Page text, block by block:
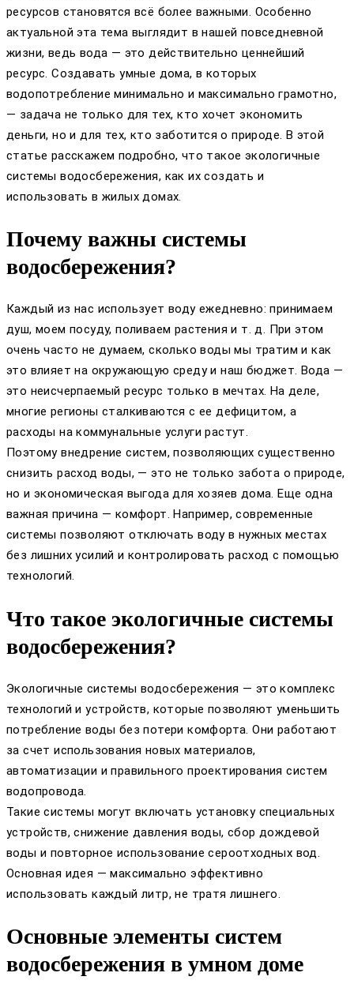
ресурсов становятся всё более важными. Особенно
актуальной эта тема выглядит в нашей повседневной
жизни, ведь вода — это действительно ценнейший
ресурс. Создавать умные дома, в которых
водопотребление минимально и максимально грамотно,
— задача не только для тех, кто хочет экономить
деньги, но и для тех, кто заботится о природе. В этой
статье расскажем подробно, что такое экологичные
системы водосбережения, как их создать и
использовать в жилых домах.
Почему важны системы
водосбережения?
Каждый из нас использует воду ежедневно: принимаем
душ, моем посуду, поливаем растения и т. д. При этом
очень часто не думаем, сколько воды мы тратим и как
это влияет на окружающую среду и наш бюджет. Вода —
это неисчерпаемый ресурс только в мечтах. На деле,
многие регионы сталкиваются с ее дефицитом, а
расходы на коммунальные услуги растут.
Поэтому внедрение систем, позволяющих существенно
снизить расход воды, — это не только забота о природе,
но и экономическая выгода для хозяев дома. Еще одна
важная причина — комфорт. Например, современные
системы позволяют отключать воду в нужных местах
без лишних усилий и контролировать расход с помощью
технологий.
Что такое экологичные системы
водосбережения?
Экологичные системы водосбережения — это комплекс
технологий и устройств, которые позволяют уменьшить
потребление воды без потери комфорта. Они работают
за счет использования новых материалов,
автоматизации и правильного проектирования систем
водопровода.
Такие системы могут включать установку специальных
устройств, снижение давления воды, сбор дождевой
воды и повторное использование сероотходных вод.
Основная идея — максимально эффективно
использовать каждый литр, не тратя лишнего.
Основные элементы систем
водосбережения в умном доме